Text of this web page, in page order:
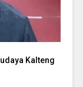
Kalteng